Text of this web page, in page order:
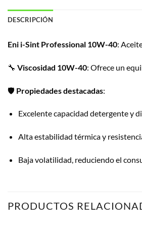
DESCRIPCIÓN
Eni i-Sint Professional 10W-40:
🔧 Viscosidad 10W-40: Ofrece un
🛡️ Propiedades destacadas:
Excelente capacidad detergente y
Alta estabilidad térmica y
Baja volatilidad, reduciendo el
PRODUCTOS